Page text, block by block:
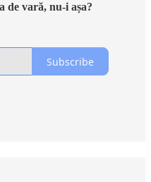
de vară, nu-i așa?
Subscribe